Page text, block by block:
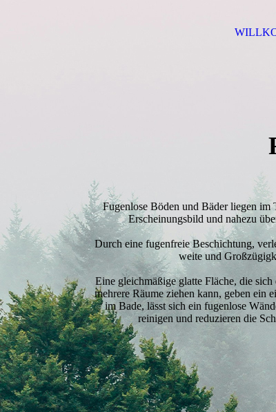
Fugenlose Böden und Bäder liegen im
Erscheinungsbild und nahezu
Durch eine fugenfreie Beschichtung,
weite und
Eine gleichmäßige glatte Fläche, die
mehrere Räume ziehen kann, geben ein
im Bade, lässt sich ein fugenlose
reinigen und reduzieren die